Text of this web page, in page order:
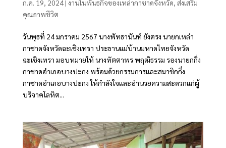
ก.ค. 19, 2024| งานในพันธกิจของเหล่ากาชาดจังหวัด, ส่งเสริม
คุณภาพชีวิต
วันพุธที่ 24 มกราคม 2567 นางพัทธานันท์ ยังตรง นายกเหล่า
กาชาดจังหวัดฉะเชิงเทรา ประธานแม่บ้านมหาดไทยจังหวัด
ฉะเชิงเทรา มอบหมายให้ นางทัตตาพร พฤฒิธรรม รองนายกกิ่ง
กาชาดอำเภอบางปะกง พร้อมด้วยกรรมการและสมาชิกกิ่ง
กาชาดอำเภอบางปะกง ให้กำลังใจและอำนวยความสะดวกแก่ผู้
บริจาคโลหิต...